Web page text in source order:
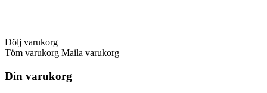
Dölj varukorg
Töm varukorg Maila varukorg
Din varukorg